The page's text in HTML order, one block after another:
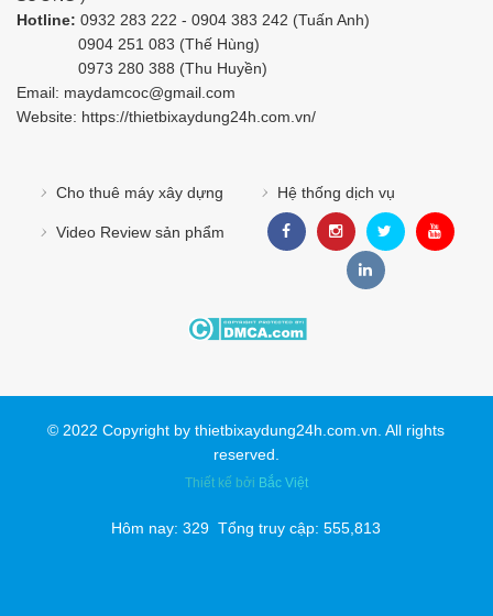
Hotline: 0932 283 222 - 0904 383 242 (Tuấn Anh)
0904 251 083 (Thế Hùng)
0973 280 388 (Thu Huyền)
Email: maydamcoc@gmail.com
Website: https://thietbixaydung24h.com.vn/
Cho thuê máy xây dựng Hệ thống dịch vụ
Video Review sản phẩm
© 2022 Copyright by thietbixaydung24h.com.vn. All rights
reserved.
Thiết kế bởi Bắc Việt
Hôm nay: 329 Tổng truy cập: 555,813